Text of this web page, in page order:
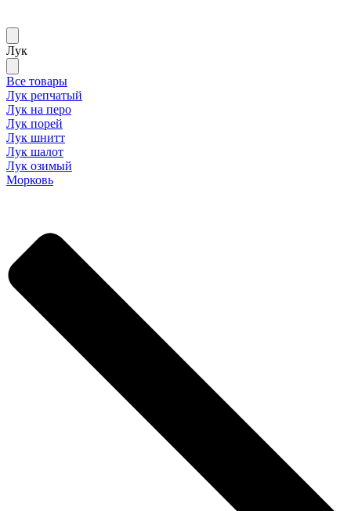
Лук
Все товары
Лук репчатый
Лук на перо
Лук порей
Лук шнитт
Лук шалот
Лук озимый
Морковь